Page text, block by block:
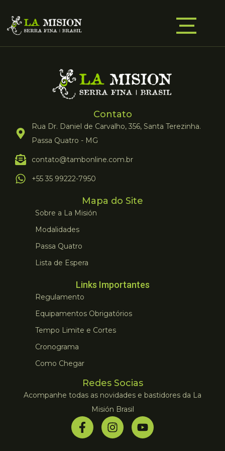
Contato
Rua Dr. Daniel de Carvalho, 356, Santa Terezinha.
Passa Quatro - MG
contato@tambonline.com.br
+55 35 99222-7950
Mapa do Site
Sobre a La Misión
Modalidades
Passa Quatro
Lista de Espera
Links Importantes
Regulamento
Equipamentos Obrigatórios
Tempo Limite e Cortes
Cronograma
Como Chegar
Redes Socias
Acompanhe todas as novidades e bastidores da La
Misión Brasil